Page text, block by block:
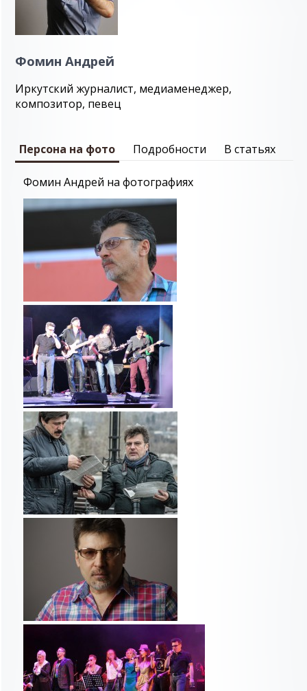
Фомин Андрей
Иркутский журналист, медиаменеджер,
композитор, певец
Персона на фото Подробности В статьях
Фомин Андрей на фотографиях